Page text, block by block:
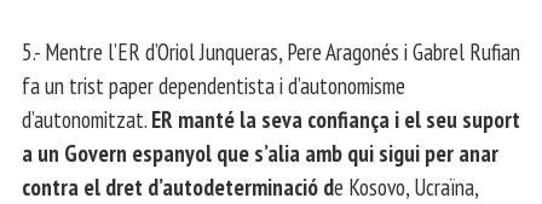
5.- Mentre l’ER d’Oriol Junqueras, Pere Aragonés i Gabrel Rufian
fa un trist paper dependentista i d’autonomisme
d’autonomitzat. ER manté la seva confiança i el seu suport
a un Govern espanyol que s’alia amb qui sigui per anar
contra el dret d’autodeterminació de Kosovo, Ucraïna,